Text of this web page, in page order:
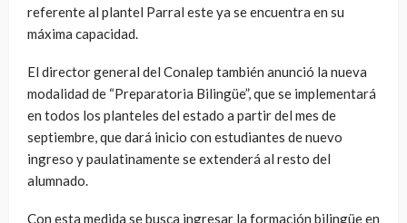
referente al plantel Parral este ya se encuentra en su
máxima capacidad.
El director general del Conalep también anunció la nueva
modalidad de “Preparatoria Bilingüe”, que se implementará
en todos los planteles del estado a partir del mes de
septiembre, que dará inicio con estudiantes de nuevo
ingreso y paulatinamente se extenderá al resto del
alumnado.
Con esta medida se busca ingresar la formación bilingüe en